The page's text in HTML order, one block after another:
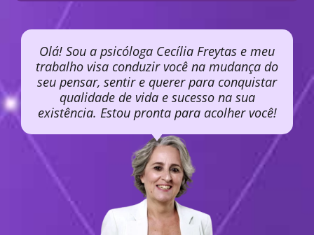
Olá! Sou a psicóloga Cecília Freytas e meu
trabalho visa conduzir você na mudança do
seu pensar, sentir e querer para conquistar
qualidade de vida e sucesso na sua
existência. Estou pronta para acolher você!